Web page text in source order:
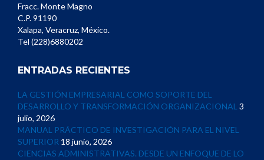
Fracc. Monte Magno
C.P. 91190
Xalapa, Veracruz, México.
Tel (228)6880202
ENTRADAS RECIENTES
LA GESTIÓN EMPRESARIAL COMO SOPORTE DEL
DESARROLLO Y TRANSFORMACIÓN ORGANIZACIONAL 3
julio, 2026
MANUAL PRÁCTICO DE INVESTIGACIÓN PARA EL NIVEL
SUPERIOR 18 junio, 2026
CIENCIAS ADMINISTRATIVAS. DESDE UN ENFOQUE DE LO